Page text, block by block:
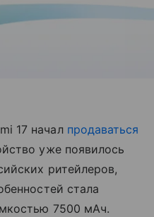
17 начал продаваться
уже появилось
ритейлеров,
стала
7500 мАч.